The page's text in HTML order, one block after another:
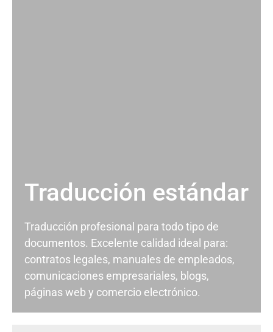
Traducción estándar
Traducción profesional para todo tipo de
documentos. Excelente calidad ideal para:
contratos legales, manuales de empleados,
comunicaciones empresariales, blogs,
páginas web y comercio electrónico.